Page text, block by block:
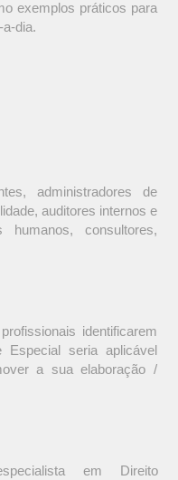
exemplos práticos para
dia.
administradores de
auditores internos e
consultores,
identificarem
seria aplicável
a sua elaboração /
em Direito